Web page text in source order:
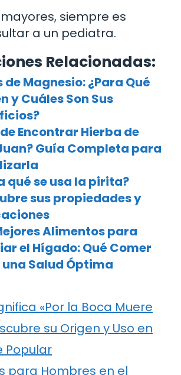
siempre es
a un pediatra.
Relacionadas:
de Magnesio: ¿Para Qué
y Cuáles Son Sus
Encontrar Hierba de
Guía Completa para
qué se usa la pirita?
sus propiedades y
Alimentos para
el Hígado: Qué Comer
Salud Óptima
«Por la Boca Muere
su Origen y Uso en
Popular
para Hombres en el